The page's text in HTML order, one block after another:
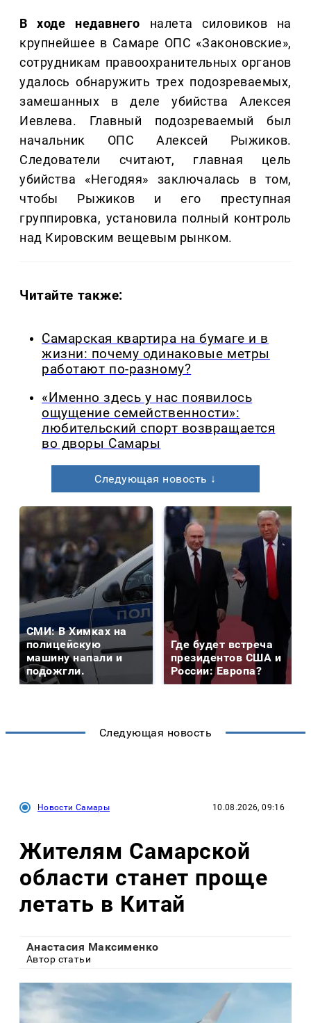
В ходе недавнего налета силовиков на
крупнейшее в Самаре ОПС «Законовские»,
сотрудникам правоохранительных органов
удалось обнаружить трех подозреваемых,
замешанных в деле убийства Алексея
Иевлева. Главный подозреваемый был
начальник ОПС Алексей Рыжиков.
Следователи считают, главная цель
убийства «Негодяя» заключалась в том,
чтобы Рыжиков и его преступная
группировка, установила полный контроль
над Кировским вещевым рынком.
Читайте также:
Самарская квартира на бумаге и в
жизни: почему одинаковые метры
работают по-разному?
«Именно здесь у нас появилось
ощущение семейственности»:
любительский спорт возвращается
во дворы Самары
Следующая новость ↓
СМИ: В Химках на
полицейскую
машину напали и
подожгли.
Где будет встреча
президентов США и
России: Европа?
Следующая новость
Новости Самары 10.08.2026, 09:16
Жителям Самарской
области станет проще
летать в Китай
Анастасия Максименко
Автор статьи